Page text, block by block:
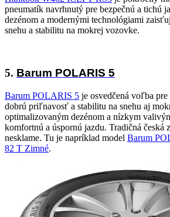
pneumatík navrhnutý pre bezpečnú a tichú
dezénom a modernými technológiami
snehu a stabilitu na mokrej vozovke.
5. Barum POLARIS 5
Barum POLARIS 5 je osvedčená voľba
dobrú priľnavosť a stabilitu na snehu aj
optimalizovaným dezénom a nízkym
komfortnú a úspornú jazdu. Tradičná česká
nesklame. Tu je napríklad model Barum
82 T Zimné.